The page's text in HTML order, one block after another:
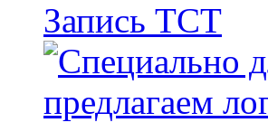
Запись ТСТ